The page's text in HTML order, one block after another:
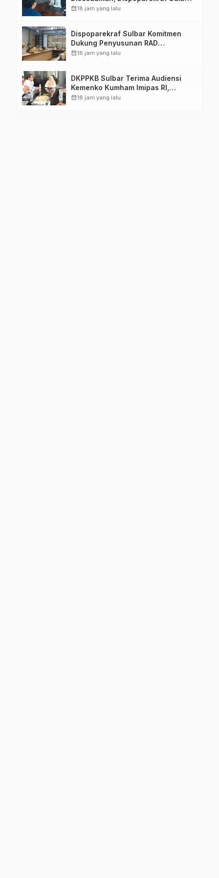
Pastikan Persiapan Tetap
calendar_month18 jam yang lalu
Dispoparekraf Sulbar Komitmen
Dukung Penyusunan RAD
TPB/SDGs Sulawesi Barat
calendar_month18 jam yang lalu
DKPPKB Sulbar Terima Audiensi
Kemenko Kumham Imipas RI,
Perkuat Pelayanan Kesehatan bagi
calendar_month18 jam yang lalu